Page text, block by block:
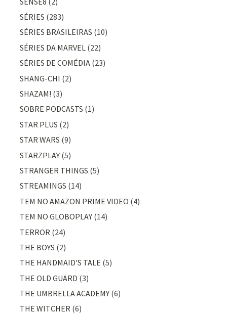
SÉRIES (283)
SÉRIES BRASILEIRAS (10)
SÉRIES DA MARVEL (22)
SÉRIES DE COMÉDIA (23)
SHANG-CHI (2)
SHAZAM! (3)
SOBRE PODCASTS (1)
STAR PLUS (2)
STAR WARS (9)
STARZPLAY (5)
STRANGER THINGS (5)
STREAMINGS (14)
TEM NO AMAZON PRIME VIDEO (4)
TEM NO GLOBOPLAY (14)
TERROR (24)
THE BOYS (2)
THE HANDMAID'S TALE (5)
THE OLD GUARD (3)
THE UMBRELLA ACADEMY (6)
THE WITCHER (6)